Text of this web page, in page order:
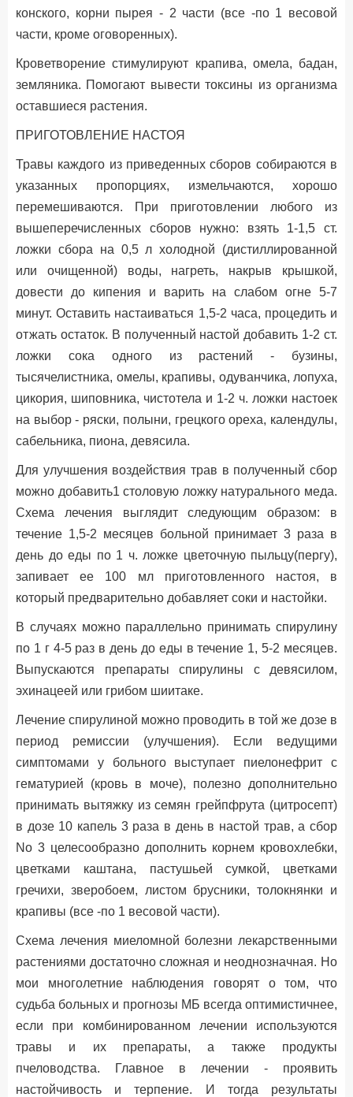
конского, корни пырея - 2 части (все -по 1 весовой
части, кроме оговоренных).
Кроветворение стимулируют крапива, омела, бадан,
земляника. Помогают вывести токсины из организма
оставшиеся растения.
ПРИГОТОВЛЕНИЕ НАСТОЯ
Травы каждого из приведенных сборов собираются в
указанных пропорциях, измельчаются, хорошо
перемешиваются. При приготовлении любого из
вышеперечисленных сборов нужно: взять 1-1,5 ст.
ложки сбора на 0,5 л холодной (дистиллированной
или очищенной) воды, нагреть, накрыв крышкой,
довести до кипения и варить на слабом огне 5-7
минут. Оставить настаиваться 1,5-2 часа, процедить и
отжать остаток. В полученный настой добавить 1-2 ст.
ложки сока одного из растений - бузины,
тысячелистника, омелы, крапивы, одуванчика, лопуха,
цикория, шиповника, чистотела и 1-2 ч. ложки настоек
на выбор - ряски, полыни, грецкого ореха, календулы,
сабельника, пиона, девясила.
Для улучшения воздействия трав в полученный сбор
можно добавить1 столовую ложку натурального меда.
Схема лечения выглядит следующим образом: в
течение 1,5-2 месяцев больной принимает 3 раза в
день до еды по 1 ч. ложке цветочную пыльцу(пергу),
запивает ее 100 мл приготовленного настоя, в
который предварительно добавляет соки и настойки.
В случаях можно параллельно принимать спирулину
по 1 г 4-5 раз в день до еды в течение 1, 5-2 месяцев.
Выпускаются препараты спирулины с девясилом,
эхинацеей или грибом шиитаке.
Лечение спирулиной можно проводить в той же дозе в
период ремиссии (улучшения). Если ведущими
симптомами у больного выступает пиелонефрит с
гематурией (кровь в моче), полезно дополнительно
принимать вытяжку из семян грейпфрута (цитросепт)
в дозе 10 капель 3 раза в день в настой трав, а сбор
No 3 целесообразно дополнить корнем кровохлебки,
цветками каштана, пастушьей сумкой, цветками
гречихи, зверобоем, листом брусники, толокнянки и
крапивы (все -по 1 весовой части).
Схема лечения миеломной болезни лекарственными
растениями достаточно сложная и неоднозначная. Но
мои многолетние наблюдения говорят о том, что
судьба больных и прогнозы МБ всегда оптимистичнее,
если при комбинированном лечении используются
травы и их препараты, а также продукты
пчеловодства. Главное в лечении - проявить
настойчивость и терпение. И тогда результаты